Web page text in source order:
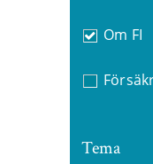
Om FI
Tema